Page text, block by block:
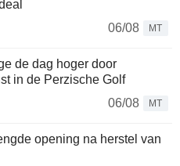
06/08
MT
de dag hoger door
in de Perzische Golf
06/08
MT
opening na herstel van